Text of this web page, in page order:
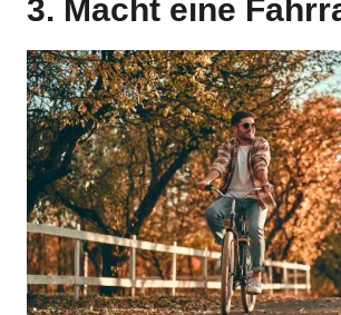
3. Macht eine